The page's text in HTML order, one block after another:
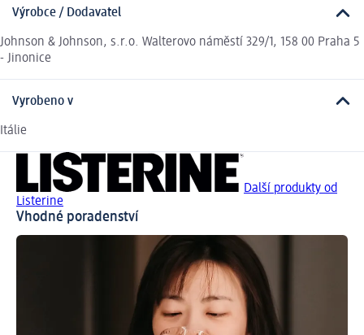
Výrobce / Dodavatel
Johnson & Johnson, s.r.o. Walterovo náměstí 329/1, 158 00 Praha 5
- Jinonice
Vyrobeno v
Itálie
Další produkty od
Listerine
Vhodné poradenství